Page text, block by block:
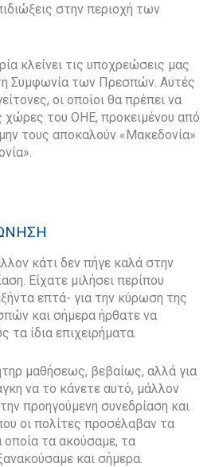
στην περιοχή των
κλείνει τις υποχρεώσεις μας
Συμφωνία των Πρεσπών. Αυτές
οι οποίοι θα πρέπει να
χώρες του ΟΗΕ, προκειμένου από
τους αποκαλούν «Μακεδονία»
κάτι δεν πήγε καλά στην
Είχατε μιλήσει περίπου
επτά- για την κύρωση της
και σήμερα ήρθατε να
ίδια επιχειρήματα.
μαθήσεως, βεβαίως, αλλά για
να το κάνετε αυτό, μάλλον
προηγούμενη συνεδρίαση και
οι πολίτες προσέλαβαν τα
οποία τα ακούσαμε, τα
και σήμερα.